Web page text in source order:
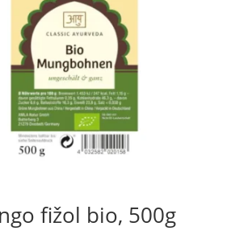
fižol bio, 500g